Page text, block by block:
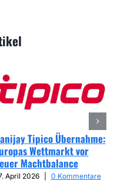
Tipico Übernahme:
Wettmarkt vor
Machtbalance
April 2026 0 Kommentare